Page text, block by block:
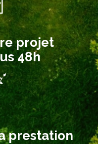
projet
48h
prestation